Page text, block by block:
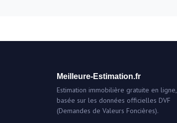
Meilleure-Estimation.fr
Estimation immobilière gratuite en ligne,
basée sur les données officielles DVF
(Demandes de Valeurs Foncières).